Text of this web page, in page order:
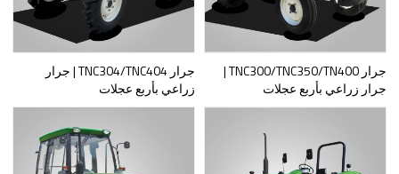
جرار TNC300/TNC350/TN400 |
جرار زراعي بأربع عجلات
جرار TNC304/TNC404 | جرار
زراعي بأربع عجلات